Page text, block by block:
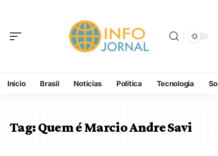
Início Brasil Noticias Politica Tecnologia
Tag:Quem é Marcio Andre Savi